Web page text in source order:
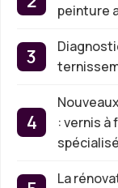
peinture
: vernis
La